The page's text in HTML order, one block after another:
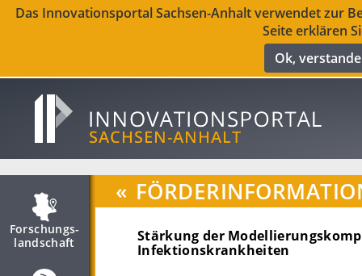
Das Innovationsportal Sachsen-Anhalt verwendet zur
Seite erklären
Ok,
Forschungs­
landschaft
«
Stärkung der
Infektionskrankheiten